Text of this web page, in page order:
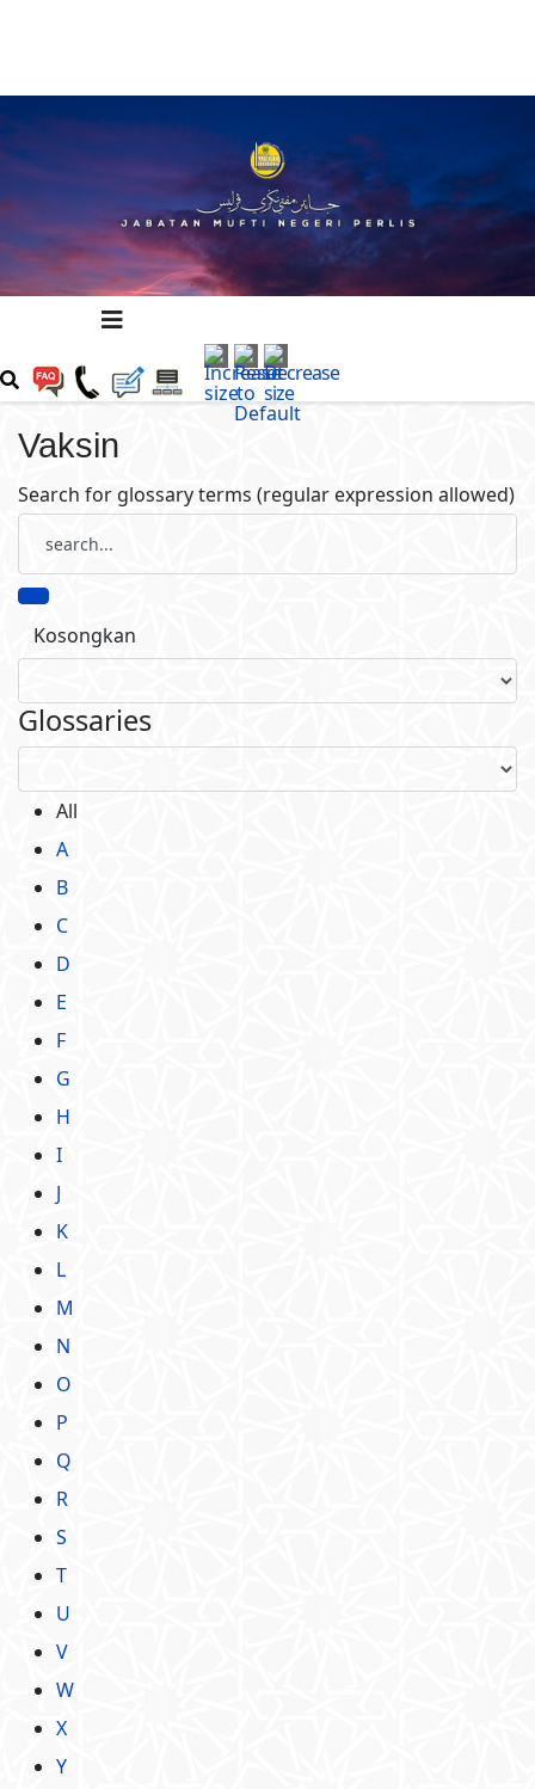
Vaksin
Search for glossary terms (regular expression allowed)
Glossaries
All
A
B
C
D
E
F
G
H
I
J
K
L
M
N
O
P
Q
R
S
T
U
V
W
X
Y